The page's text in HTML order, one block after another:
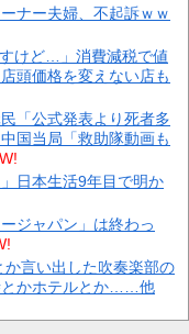
理する長尾に表計算ソ
8/6(木)20:0...
来いよに見える NEW!
組出演者が衝撃告白！
肉と酒と、お風呂グッ
」兄嫁「キィィィィ
ｗｗｗｗ NEW!
つけて炎上ｗｗｗｗｗ
いに行くか」店員「ほ
」←お前らもそう思
ナー夫婦、不起訴ｗｗ
けど…」消費減税で値
頭価格を変えない店も
「公式発表より死者多
国当局「救助隊動画も
日本生活9年目で明か
ジャパン」は終わっ
か言い出した吹奏楽部の
とかホテルとか……他